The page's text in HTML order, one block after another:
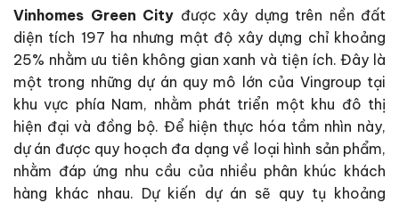
Vinhomes Green City được xây dựng trên nền đất
diện tích 197 ha nhưng mật độ xây dựng chỉ khoảng
25% nhằm ưu tiên không gian xanh và tiện ích. Đây là
một trong những dự án quy mô lớn của Vingroup tại
khu vực phía Nam, nhằm phát triển một khu đô thị
hiện đại và đồng bộ. Để hiện thực hóa tầm nhìn này,
dự án được quy hoạch đa dạng về loại hình sản phẩm,
nhằm đáp ứng nhu cầu của nhiều phân khúc khách
hàng khác nhau. Dự kiến dự án sẽ quy tụ khoảng